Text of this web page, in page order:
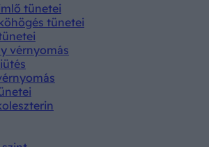
tünetei
tünetei
vérnyomás